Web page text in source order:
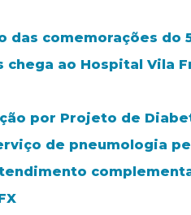
das comemorações do
chega ao Hospital Vila
por Projeto de
de pneumologia